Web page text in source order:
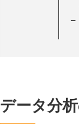
データ分